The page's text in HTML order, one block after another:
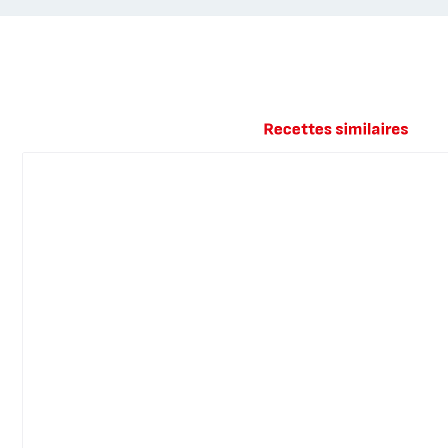
Recettes similaires